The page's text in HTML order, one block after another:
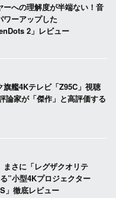
ーへの理解度が半端ない！音
ワーアップした
2」レビュー
旗艦4Kテレビ「Z95C」視聴
論家が「傑作」と高評価する
まさに「レグザクオリテ
”小型4Kプロジェクター
S」徹底レビュー